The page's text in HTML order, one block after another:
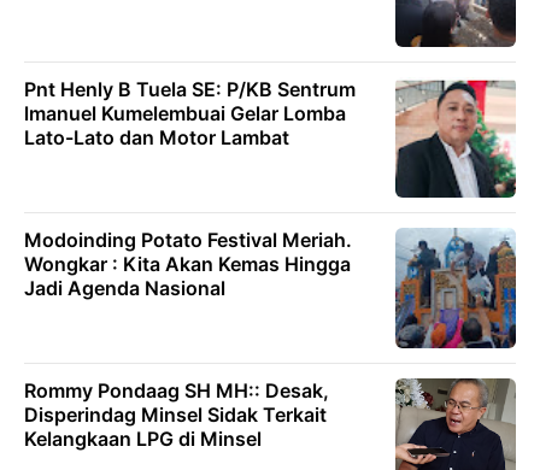
Pnt Henly B Tuela SE: P/KB Sentrum
lmanuel Kumelembuai Gelar Lomba
Lato-Lato dan Motor Lambat
Modoinding Potato Festival Meriah.
Wongkar : Kita Akan Kemas Hingga
Jadi Agenda Nasional
Rommy Pondaag SH MH:: Desak,
Disperindag Minsel Sidak Terkait
Kelangkaan LPG di Minsel